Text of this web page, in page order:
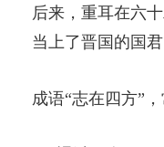
后来，重耳在六
当上了晋国的国
成语“志在四方”